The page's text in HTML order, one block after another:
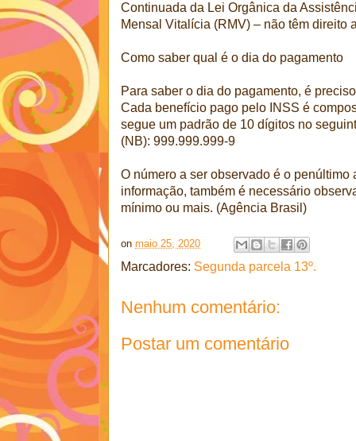
Continuada da Lei Orgânica da
Mensal Vitalícia (RMV) – não têm direito
Como saber qual é o dia do pagamento
Para saber o dia do pagamento, é
Cada benefício pago pelo INSS é
segue um padrão de 10 dígitos no
(NB): 999.999.999-9
O número a ser observado é o penúltimo
informação, também é necessário
mínimo ou mais. (Agência Brasil)
on maio 25, 2020
Marcadores: Segunda parcela 13º.
Nenhum comentário:
Postar um comentário